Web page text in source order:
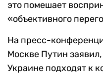
это помешает
«объективного
На пресс-
Москве Путин
Украине подходят к